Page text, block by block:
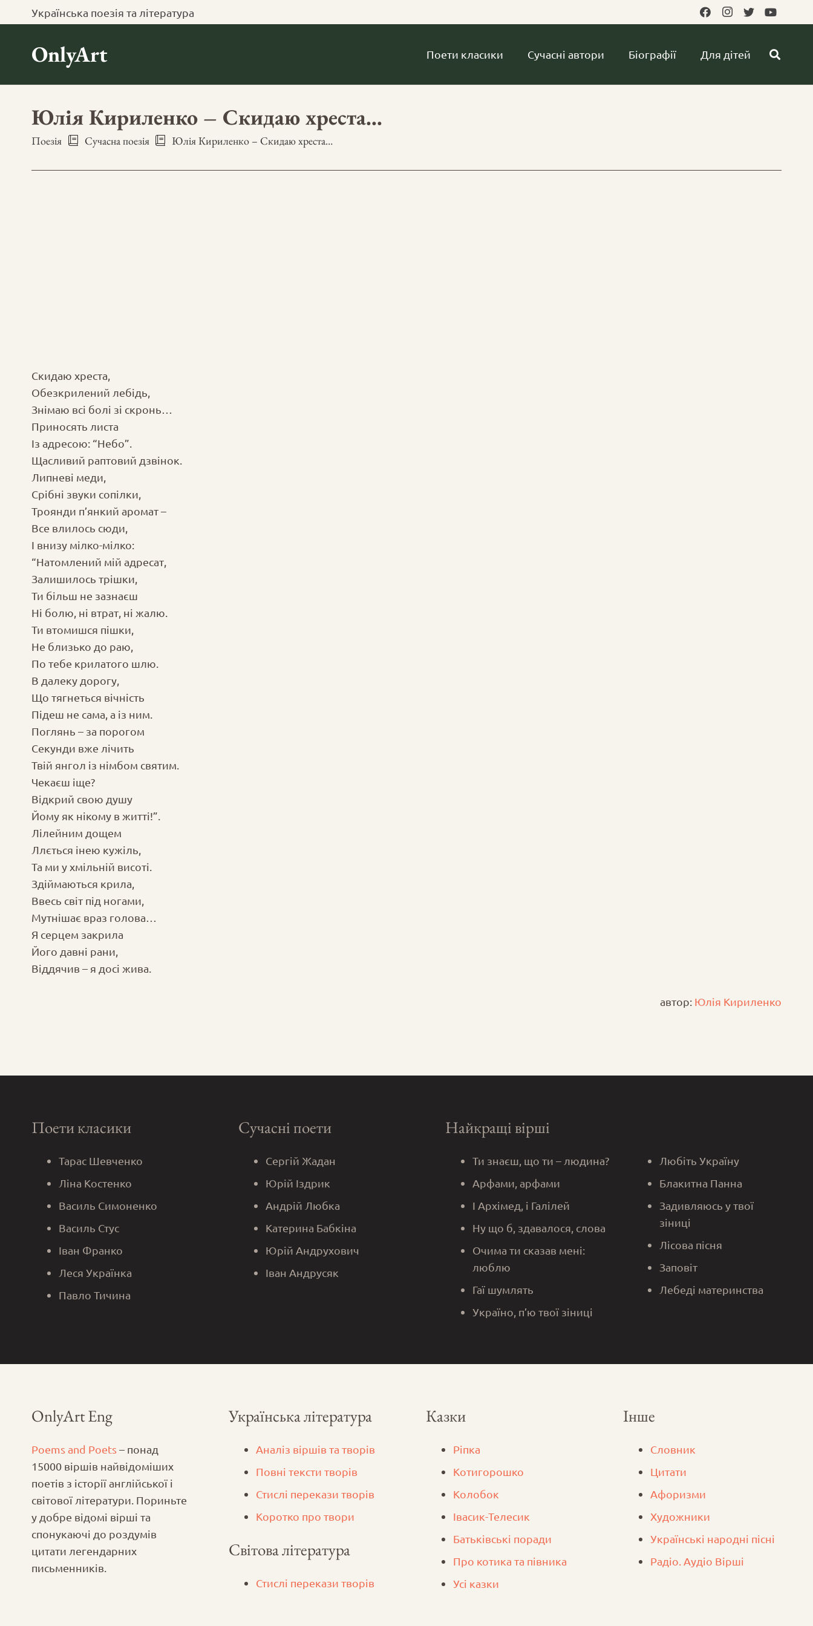
Українська поезія та література
OnlyArt Поети класики Сучасні автори Біографії Для дітей
Юлія Кириленко – Скидаю хреста…
Поезія Сучасна поезія Юлія Кириленко – Скидаю хреста…
Скидаю хреста,
Обезкрилений лебідь,
Знімаю всі болі зі скронь…
Приносять листа
Із адресою: “Небо”.
Щасливий раптовий дзвінок.
Липневі меди,
Срібні звуки сопілки,
Троянди п’янкий аромат –
Все влилось сюди,
І внизу мілко-мілко:
“Натомлений мій адресат,
Залишилось трішки,
Ти більш не зазнаєш
Ні болю, ні втрат, ні жалю.
Ти втомишся пішки,
Не близько до раю,
По тебе крилатого шлю.
В далеку дорогу,
Що тягнеться вічність
Підеш не сама, а із ним.
Поглянь – за порогом
Секунди вже лічить
Твій янгол із німбом святим.
Чекаєш іще?
Відкрий свою душу
Йому як нікому в житті!”.
Лілейним дощем
Ллється інею кужіль,
Та ми у хмільній висоті.
Здіймаються крила,
Ввесь світ під ногами,
Мутнішає враз голова…
Я серцем закрила
Його давні рани,
Віддячив – я досі жива.
автор: Юлія Кириленко
Поети класики
Тарас Шевченко
Ліна Костенко
Василь Симоненко
Василь Стус
Іван Франко
Леся Українка
Павло Тичина
Сучасні поети
Сергій Жадан
Юрій Іздрик
Андрій Любка
Катерина Бабкіна
Юрій Андрухович
Іван Андрусяк
Найкращі вірші
Ти знаєш, що ти – людина?
Арфами, арфами
І Архімед, і Галілей
Ну що б, здавалося, слова
Очима ти сказав мені:
люблю
Гаї шумлять
Україно, п’ю твої зіниці
Любіть Україну
Блакитна Панна
Задивляюсь у твої
зіниці
Лісова пісня
Заповіт
Лебеді материнства
OnlyArt Eng
Poems and Poets– понад
15000 віршів найвідоміших
поетів з історії англійської і
світової літератури. Пориньте
у добре відомі вірші та
спонукаючі до роздумів
цитати легендарних
письменників.
Українська література
Аналіз віршів та творів
Повні тексти творів
Стислі перекази творів
Коротко про твори
Світова література
Стислі перекази творів
Казки
Ріпка
Котигорошко
Колобок
Iвасик-Телесик
Батьківські поради
Про котика та півника
Усі казки
Інше
Словник
Цитати
Афоризми
Художники
Українські народні пісні
Радіо. Аудіо Вірші